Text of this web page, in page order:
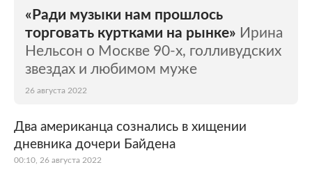
«Ради музыки нам прошлось
торговать куртками на рынке» Ирина
Нельсон о Москве 90-х, голливудских
звездах и любимом муже
26 августа 2022
Два американца сознались в хищении
дневника дочери Байдена
00:10, 26 августа 2022